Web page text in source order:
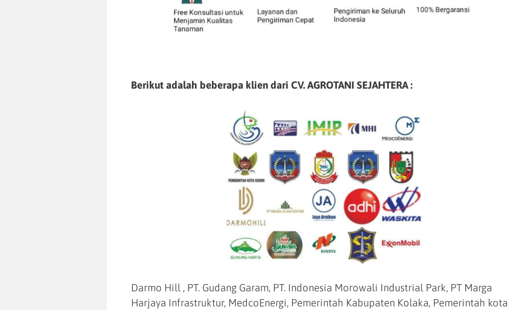
Berikut adalah beberapa klien dari CV. AGROTANI SEJAHTERA :
Darmo Hill , PT. Gudang Garam, PT. Indonesia Morowali Industrial Park, PT Marga
Harjaya Infrastruktur, MedcoEnergi, Pemerintah Kabupaten Kolaka, Pemerintah kota